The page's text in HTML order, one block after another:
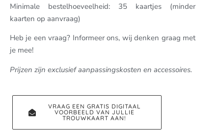
Minimale bestelhoeveelheid: 35 kaartjes (minder
kaarten op aanvraag)
Heb je een vraag? Informeer ons, wij denken graag met
je mee!
Prijzen zijn exclusief aanpassingskosten en accessoires.
VRAAG EEN GRATIS DIGITAAL
VOORBEELD VAN JULLIE
TROUWKAART AAN!